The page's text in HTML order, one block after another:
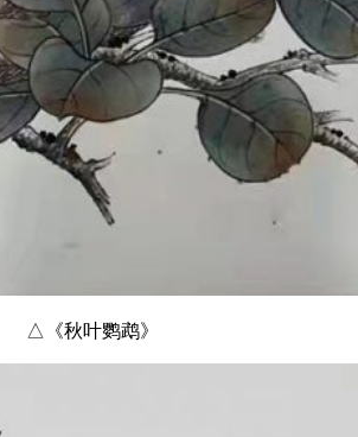
△《秋叶鹦鹉》